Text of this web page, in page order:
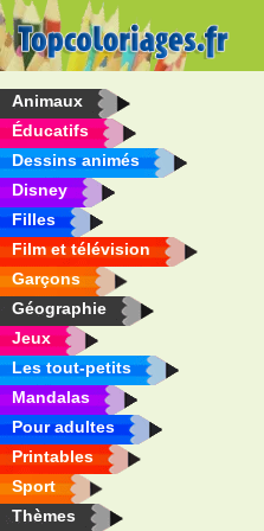
Animaux
Éducatifs
Dessins animés
Disney
Filles
Film et télévision
Garçons
Géographie
Jeux
Les tout-petits
Mandalas
Pour adultes
Printables
Sport
Thèmes